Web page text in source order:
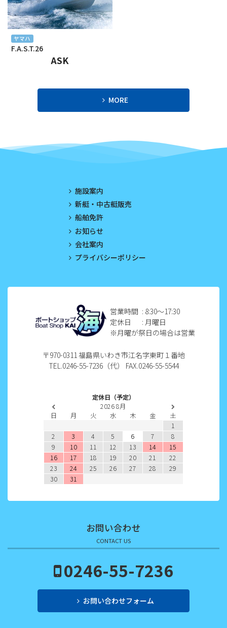
2023年12月
2023年11月
2023年10月
2022年11月
2022年9月
2022年7月
2022年5月
2022年4月
2022年3月
2022年2月
ヤマハ
F.A.S.T.26
ASK
MORE
施設案内
新艇・中古艇販売
船舶免許
お知らせ
会社案内
プライバシーポリシー
営業時間 : 8:30〜17:30
定休日
: 月曜日
※月曜が祭日の場合は営業
〒970-0311 福島県いわき市江名字東町１番地
TEL.0246-55-7236（代） FAX.0246-55-5544
定休日（予定）
20268月
日
月 火 水 木 金
土
1
2
3 4 5 6 7
8
9
10 11 12 13 14
15
16
17 18 19 20 21
22
23
24 25 26 27 28
29
30
31
お問い合わせ
CONTACT US
0246-55-7236
お問い合わせフォーム